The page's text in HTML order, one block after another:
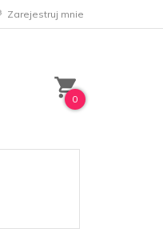
Zarejestruj mnie
0